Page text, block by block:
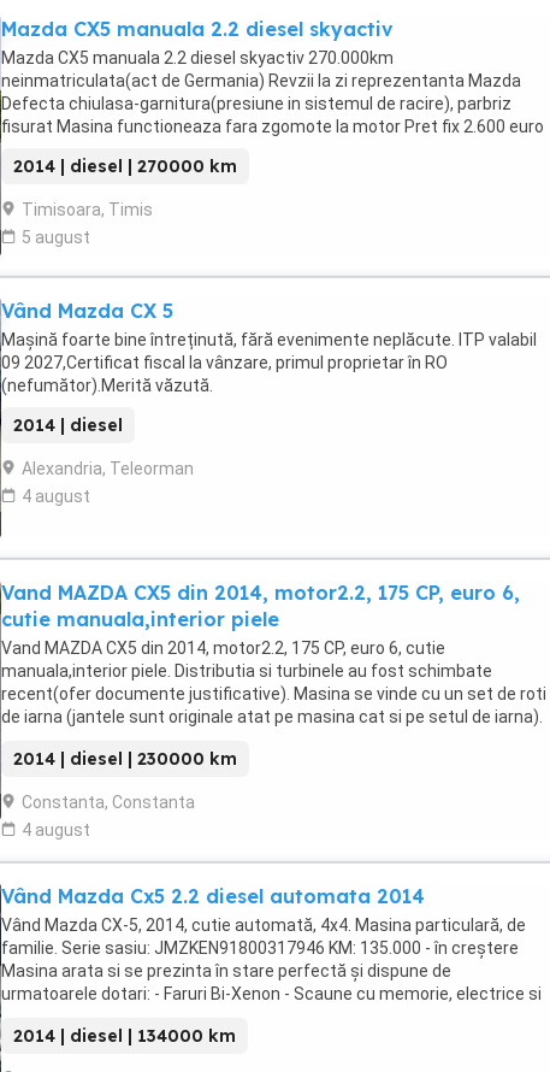
Mazda CX5 manuala 2.2 diesel skyactiv
Mazda CX5 manuala 2.2 diesel skyactiv 270.000km
neinmatriculata(act de Germania) Revzii la zi reprezentanta Mazda
Defecta chiulasa-garnitura(presiune in sistemul de racire), parbriz
fisurat Masina functioneaza fara zgomote la motor Pret fix 2.600 euro
2014 | diesel | 270000 km
Timisoara, Timis
5 august
Vând Mazda CX 5
Mașină foarte bine întreținută, fără evenimente neplăcute. ITP valabil
09 2027,Certificat fiscal la vânzare, primul proprietar în RO
(nefumător).Merită văzută.
2014 | diesel
Alexandria, Teleorman
4 august
Vand MAZDA CX5 din 2014, motor2.2, 175 CP, euro 6,
cutie manuala,interior piele
Vand MAZDA CX5 din 2014, motor2.2, 175 CP, euro 6, cutie
manuala,interior piele. Distributia si turbinele au fost schimbate
recent(ofer documente justificative). Masina se vinde cu un set de roti
de iarna (jantele sunt originale atat pe masina cat si pe setul de iarna).
2014 | diesel | 230000 km
Constanta, Constanta
4 august
Vând Mazda Cx5 2.2 diesel automata 2014
Vând Mazda CX-5, 2014, cutie automată, 4x4. Masina particulară, de
familie. Serie sasiu: JMZKEN91800317946 KM: 135.000 - în creștere
Masina arata si se prezinta în stare perfectă și dispune de
urmatoarele dotari: - Faruri Bi-Xenon - Scaune cu memorie, electrice si
2014 | diesel | 134000 km